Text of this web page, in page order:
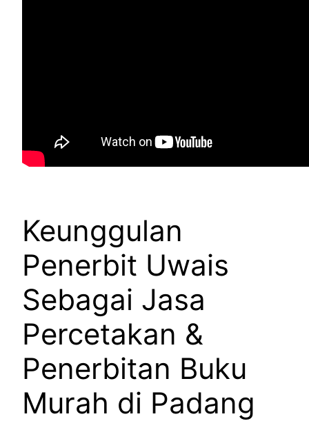
Keunggulan
Penerbit Uwais
Sebagai Jasa
Percetakan &
Penerbitan Buku
Murah di Padang